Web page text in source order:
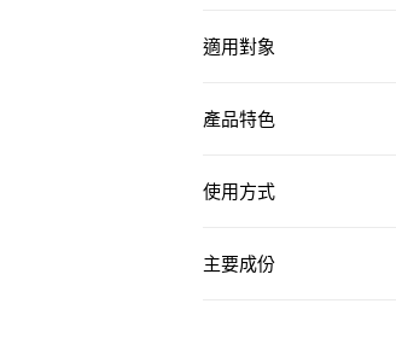
適用對象
產品特色
使用方式
主要成份